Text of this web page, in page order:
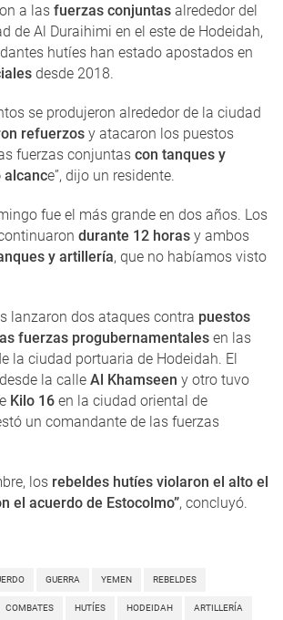
a las fuerzas conjuntas alrededor del
de Al Duraihimi en el este de Hodeidah,
hutíes han estado apostados en
desde 2018.
se produjeron alrededor de la ciudad
refuerzos y atacaron los puestos
fuerzas conjuntas con tanques y
alcance”, dijo un residente.
fue el más grande en dos años. Los
durante 12 horas y ambos
y artillería, que no habíamos visto
lanzaron dos ataques contra puestos
fuerzas progubernamentales en las
la ciudad portuaria de Hodeidah. El
la calle Al Khamseen y otro tuvo
Kilo 16 en la ciudad oriental de
un comandante de las fuerzas
los rebeldes hutíes violaron el alto el
el acuerdo de Estocolmo”, concluyó.
GUERRA YEMEN REBELDES
COMBATES HUTÍES HODEIDAH ARTILLERÍA